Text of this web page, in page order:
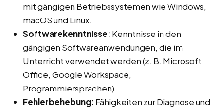
mit gängigen Betriebssystemen wie Windows,
macOS und Linux.
Softwarekenntnisse: Kenntnisse in den
gängigen Softwareanwendungen, die im
Unterricht verwendet werden (z. B. Microsoft
Office, Google Workspace,
Programmiersprachen).
Fehlerbehebung: Fähigkeiten zur Diagnose und